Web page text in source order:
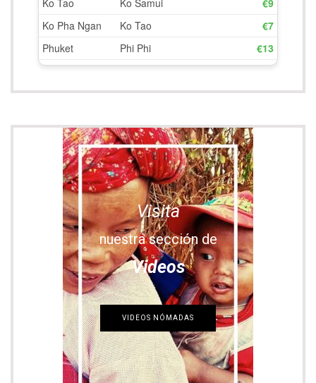
Visita
nuestra sección de
Videos
VIDEOS NÓMADAS